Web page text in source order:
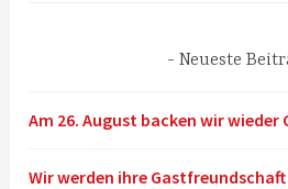
Neueste
Am 26. August backen wir wieder
Wir werden ihre